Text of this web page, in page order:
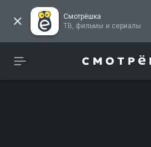
Смотрёшка
ТВ, фильмы и сериалы